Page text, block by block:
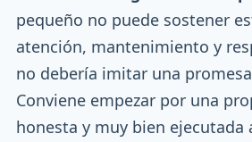
pequeño no puede sostener
atención, mantenimiento y
no debería imitar una
Conviene empezar por una
honesta y muy bien ejecutada